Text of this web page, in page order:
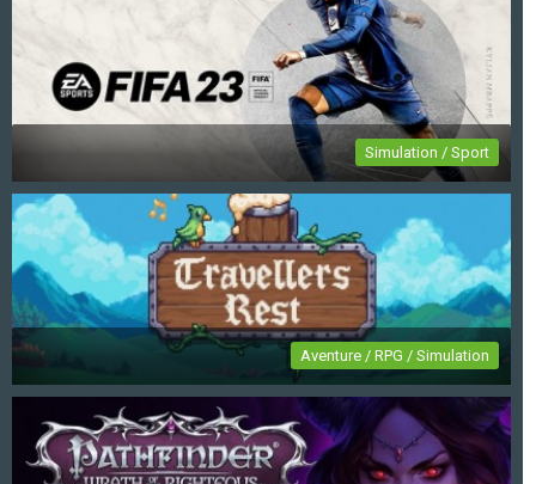
EA Sports FC 24
Simulation / Sport
FIFA 23
Aventure / RPG / Simulation
Travellers Rest